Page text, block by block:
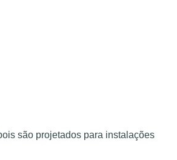
são projetados para instalações